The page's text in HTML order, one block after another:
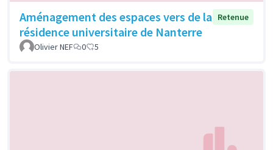
Aménagement des espaces vers de la
résidence universitaire de Nanterre
Retenue
Olivier NEF 0 5